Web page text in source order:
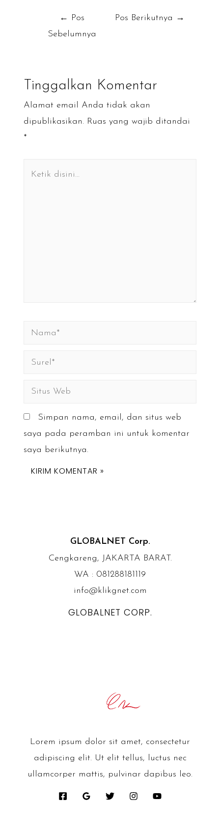
Navigasi
pos
← Pos
Sebelumnya
Pos Berikutnya →
Tinggalkan Komentar
Alamat email Anda tidak akan
dipublikasikan. Ruas yang wajib ditandai
*
Nama*
Surel*
Situs
Simpan nama, email, dan situs web
saya pada peramban ini untuk komentar
saya berikutnya.
GLOBALNET Corp.
Cengkareng, JAKARTA BARAT.
WA : 081288181119
info@klikgnet.com
GLOBALNET CORP.
Lorem ipsum dolor sit amet, consectetur
adipiscing elit. Ut elit tellus, luctus nec
ullamcorper mattis, pulvinar dapibus leo.